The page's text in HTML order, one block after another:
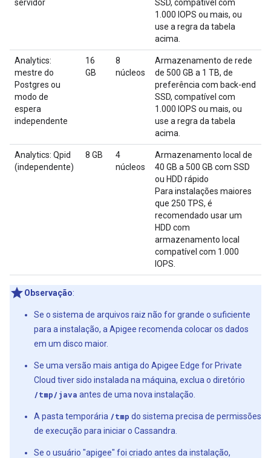
servidor
SSD, compatível com
1.000 IOPS ou mais, ou
use a regra da tabela
acima.
Analytics:
mestre do
Postgres ou
modo de
espera
independente
16
GB
8
núcleos
Armazenamento de rede
de 500 GB a 1 TB, de
preferência com back-end
SSD, compatível com
1.000 IOPS ou mais, ou
use a regra da tabela
acima.
Analytics: Qpid
(independente)
8 GB
4
núcleos
Armazenamento local de
40 GB a 500 GB com SSD
ou HDD rápido
Para instalações maiores
que 250 TPS, é
recomendado usar um
HDD com
armazenamento local
compatível com 1.000
IOPS.
Observação:
Se o sistema de arquivos raiz não for grande o suficiente
para a instalação, a Apigee recomenda colocar os dados
em um disco maior.
Se uma versão mais antiga do Apigee Edge for Private
Cloud tiver sido instalada na máquina, exclua o diretório
/tmp/java antes de uma nova instalação.
A pasta temporária /tmp do sistema precisa de permissões
de execução para iniciar o Cassandra.
Se o usuário "apigee" foi criado antes da instalação,